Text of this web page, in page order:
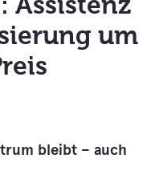
um
bleibt – auch